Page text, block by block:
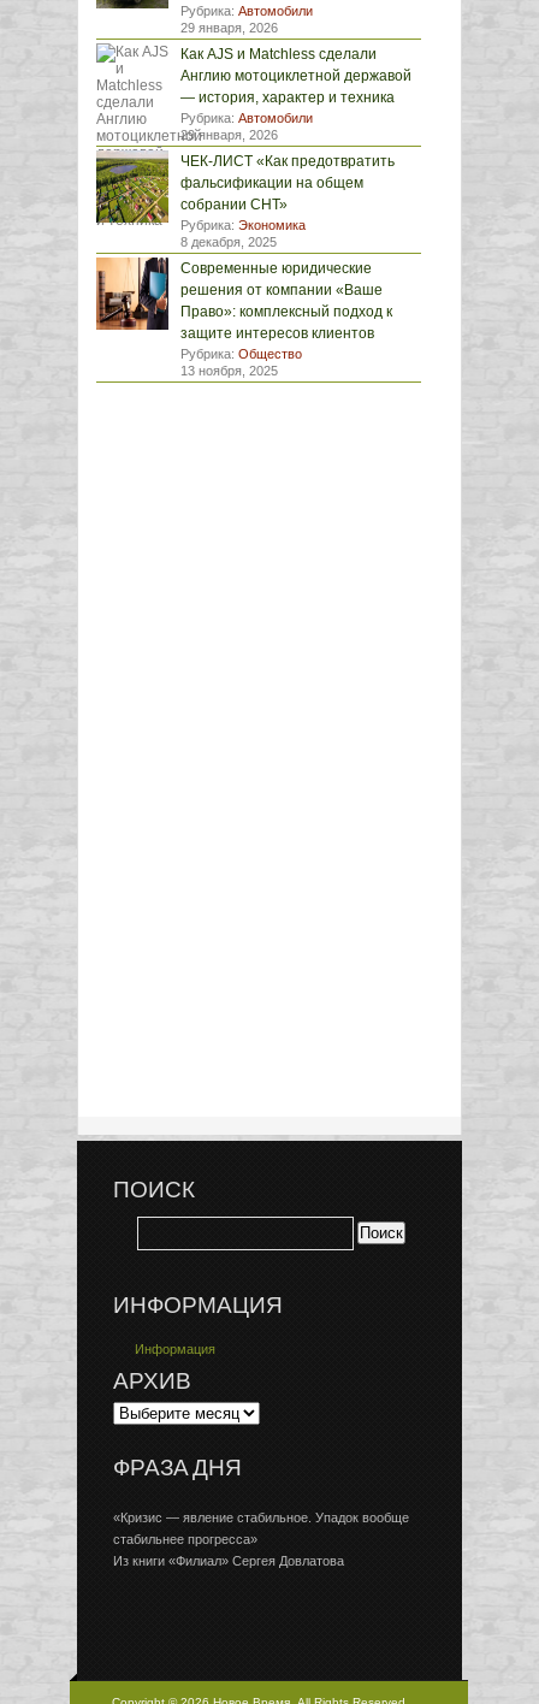
Рубрика: Автомобили
29 января, 2026
Как AJS и Matchless сделали
Англию мотоциклетной державой
— история, характер и техника
Рубрика: Автомобили
29 января, 2026
ЧЕК-ЛИСТ «Как предотвратить
фальсификации на общем
собрании СНТ»
Рубрика: Экономика
8 декабря, 2025
Современные юридические
решения от компании «Ваше
Право»: комплексный подход к
защите интересов клиентов
Рубрика: Общество
13 ноября, 2025
ПОИСК
ИНФОРМАЦИЯ
Информация
АРХИВ
ФРАЗА ДНЯ
«Кризис — явление стабильное. Упадок вообще
стабильнее прогресса»
Из книги «Филиал» Сергея Довлатова